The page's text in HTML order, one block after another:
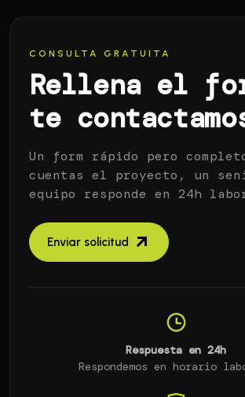
CONSULTA GRATUITA
Rellena el
te
Un form rápido pero
cuentas el proyecto, un
equipo responde en 24h
Enviar solicitud
Respuesta en 24h
Respondemos en horario